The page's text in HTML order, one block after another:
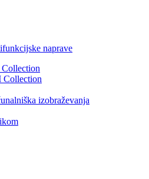
naprave
izobraževanja